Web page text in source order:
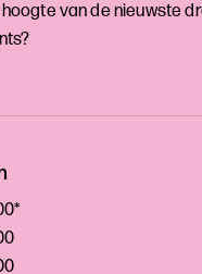
van de nieuwste